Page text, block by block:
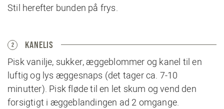
Stil herefter bunden på frys.
2 KANELIS
Pisk vanilje, sukker, æggeblommer og kanel til en
luftig og lys æggesnaps (det tager ca. 7-10
minutter). Pisk fløde til en let skum og vend den
forsigtigt i æggeblandingen ad 2 omgange.